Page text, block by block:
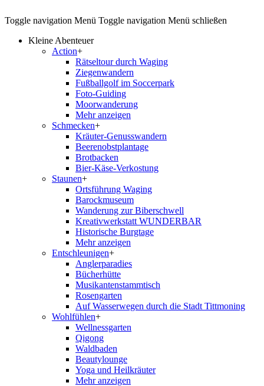
Toggle navigation Menü Toggle navigation Menü schließen
Kleine Abenteuer
Action+
Rätseltour durch Waging
Ziegenwandern
Fußballgolf im Soccerpark
Foto-Guiding
Moorwanderung
Mehr anzeigen
Schmecken+
Kräuter-Genusswandern
Beerenobstplantage
Brotbacken
Bier-Käse-Verkostung
Staunen+
Ortsführung Waging
Barockmuseum
Wanderung zur Biberschwell
Kreativwerkstatt WUNDERBAR
Historische Burgtage
Mehr anzeigen
Entschleunigen+
Anglerparadies
Bücherhütte
Musikantenstammtisch
Rosengarten
Auf Wasserwegen durch die Stadt Tittmoning
Wohlfühlen+
Wellnessgarten
Qigong
Waldbaden
Beautylounge
Yoga und Heilkräuter
Mehr anzeigen